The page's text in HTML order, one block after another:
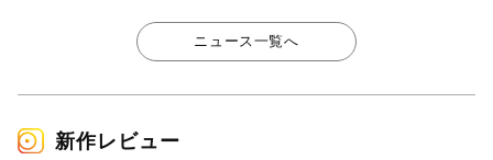
ニュース一覧へ
新作レビュー